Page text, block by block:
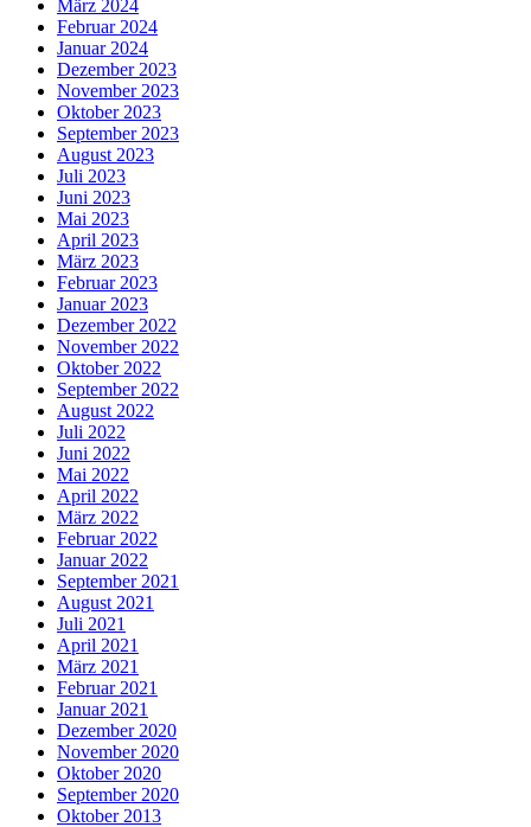
März 2024
Februar 2024
Januar 2024
Dezember 2023
November 2023
Oktober 2023
September 2023
August 2023
Juli 2023
Juni 2023
Mai 2023
April 2023
März 2023
Februar 2023
Januar 2023
Dezember 2022
November 2022
Oktober 2022
September 2022
August 2022
Juli 2022
Juni 2022
Mai 2022
April 2022
März 2022
Februar 2022
Januar 2022
September 2021
August 2021
Juli 2021
April 2021
März 2021
Februar 2021
Januar 2021
Dezember 2020
November 2020
Oktober 2020
September 2020
Oktober 2013